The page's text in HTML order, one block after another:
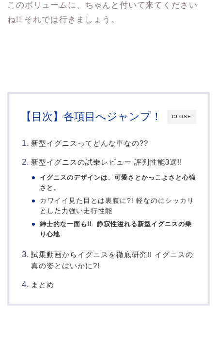
このボリュームに、ちゃんと付いて来てください
ね!! それでは行きましょう。
CLOSE
【目次】各項目へジャンプ！
新型イグニスってどんな車なの??
新型イグニスの試乗レビュー 評判性能3選!!
イグニスのデザインは、可愛さとかっこよさと心強
さと。
カワイイ見た目とは裏腹に?! 軽なのにシッカリ
とした力強い走行性能
紳士的な一面も!! 静寂性溢れる新型イグニスの乗
り心地
試乗動画からイグニスを徹底研究!! イグニスの
真の姿とはいかに?!
まとめ